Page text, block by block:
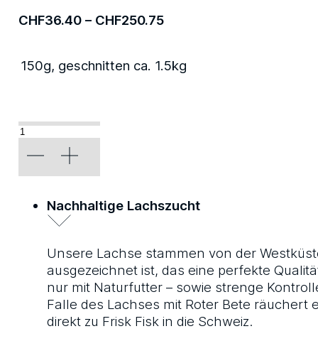
CHF36.40 – CHF250.75Preisspanne:
CHF250.75
150g, geschnitten ca. 1.5kg
«Beetroot»
Nachhaltige Lachszucht
Unsere Lachse stammen von der
ausgezeichnet ist, das eine perfekte
nur mit Naturfutter – sowie strenge
Falle des Lachses mit Roter Bete räuchert
direkt zu Frisk Fisk in die Schweiz.